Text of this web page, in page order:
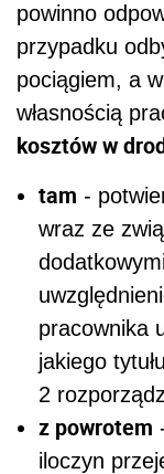
powinno
przypadku
pociągiem, a
własnością
kosztów w
tam -
wraz ze
pracownika
jakiego
2
z powrotem
iloczyn